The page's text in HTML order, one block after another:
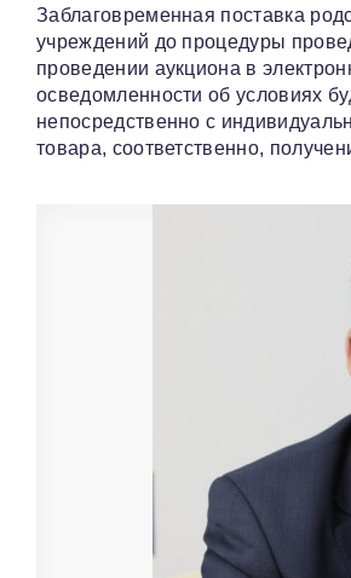
Заблаговременная поставка
учреждений до процедуры
проведении аукциона в
осведомленности об условиях
непосредственно с
товара, соответственно,